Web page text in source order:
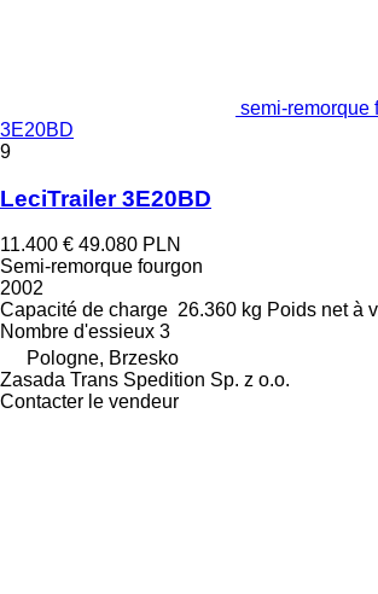
semi-remorque
3E20BD
9
LeciTrailer 3E20BD
11.400 € 49.080 PLN
Semi-remorque fourgon
2002
Capacité de charge 26.360 kg Poids net à
Nombre d'essieux 3
Pologne, Brzesko
Zasada Trans Spedition Sp. z o.o.
Contacter le vendeur